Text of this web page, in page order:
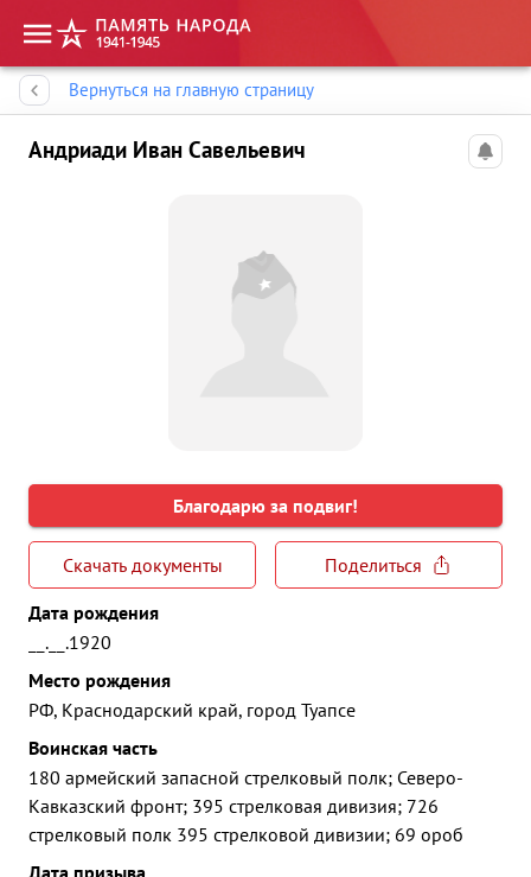
Вернуться на главную страницу
Андриади Иван Савельевич
Благодарю за подвиг!
Скачать документы
Поделиться
Дата рождения
__.__.1920
Место рождения
РФ, Краснодарский край, город Туапсе
Воинская часть
180 армейский запасной стрелковый полк; Северо-
Кавказский фронт; 395 стрелковая дивизия; 726
стрелковый полк 395 стрелковой дивизии; 69 ороб
Дата призыва
Память народа